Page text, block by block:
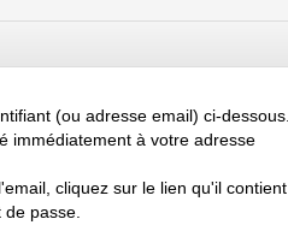
(ou adresse email) ci-dessous.
immédiatement à votre adresse
cliquez sur le lien qu'il contient
passe.